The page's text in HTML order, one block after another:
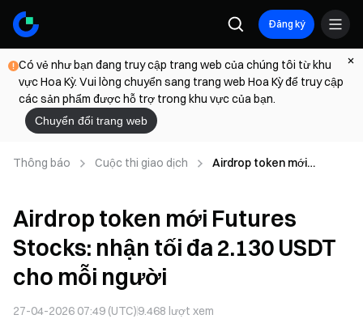
Đăng ký
Có vẻ như bạn đang truy cập trang web của chúng tôi từ khu
vực Hoa Kỳ. Vui lòng chuyển sang trang web Hoa Kỳ để truy cập
các sản phẩm được hỗ trợ trong khu vực của bạn.
Chuyển đổi trang web
Thông báo Cuộc thi giao dịch
Airdrop token mới
người
Airdrop token mới Futures
Stocks: nhận tối đa 2.130 USDT
cho mỗi người
27-04-2026 07:49 (UTC)9.468 lượt xem